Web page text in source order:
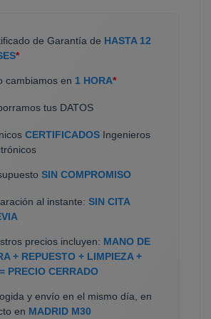
de Garantía de HASTA 12
*
cambiamos en 1 HORA*
tus DATOS
CERTIFICADOS Ingenieros
SIN COMPROMISO
al instante: SIN CITA
precios incluyen: MANO DE
+ REPUESTO + LIMPIEZA +
PRECIO CERRADO
y envío en el mismo día, en
en MADRID M30